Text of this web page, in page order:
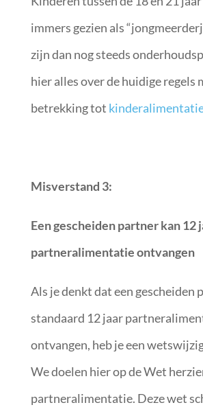
immers gezien als
zijn dan nog steeds
hier alles over de huidige regels
betrekking tot
Misverstand 3:
Een gescheiden partner kan 12
partneralimentatie ontvangen
Als je denkt dat een gescheiden
standaard 12 jaar
ontvangen, heb je een
We doelen hier op de Wet
partneralimentatie. Deze wet